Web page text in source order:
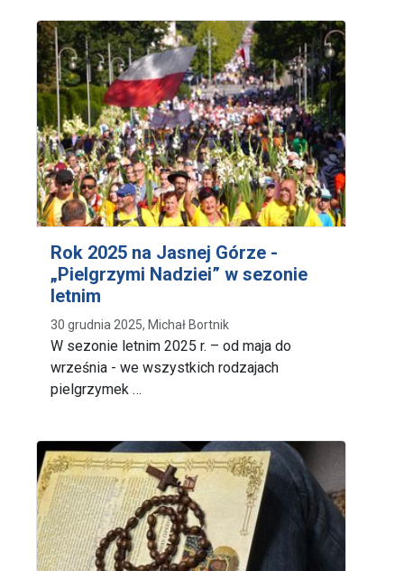
Rok 2025 na Jasnej Górze -
„Pielgrzymi Nadziei” w sezonie
letnim
30 grudnia 2025, Michał Bortnik
W sezonie letnim 2025 r. – od maja do
września - we wszystkich rodzajach
pielgrzymek …